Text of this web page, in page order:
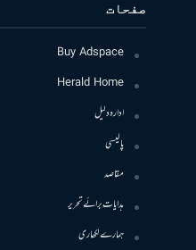
صفحات
Buy Adspace
Herald Home
ادارہ دلیل
پالیسی
مقاصد
ہدایات برائے تحریر
ہمارے لکھاری